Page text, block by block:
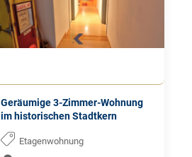
Geräumige 3-Zimmer-Wohnung
im historischen Stadtkern
Etagenwohnung